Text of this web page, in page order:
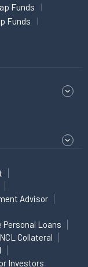
Funds
Funds
Advisor
Personal Loans
NCL Collateral
Investors